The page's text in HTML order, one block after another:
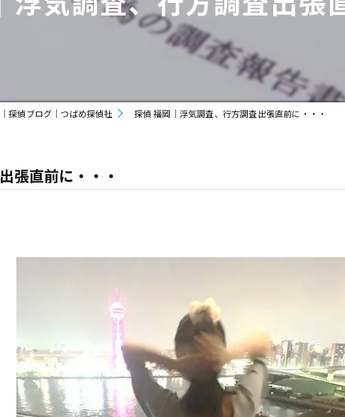
探偵ブログ｜つばめ探偵社 探偵 福岡｜浮気調査、行方調査出張直前に・・・
張直前に・・・